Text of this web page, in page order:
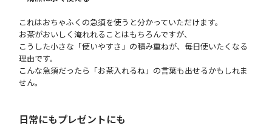
これはおちゃふくの急須を使うと分かっていただけます。
お茶がおいしく淹れれることはもちろんですが、
こうした小さな「使いやすさ」の積み重ねが、毎日使いたくなる
理由です。
こんな急須だったら「お茶入れるね」の言葉も出せるかもしれま
せん。
日常にもプレゼントにも